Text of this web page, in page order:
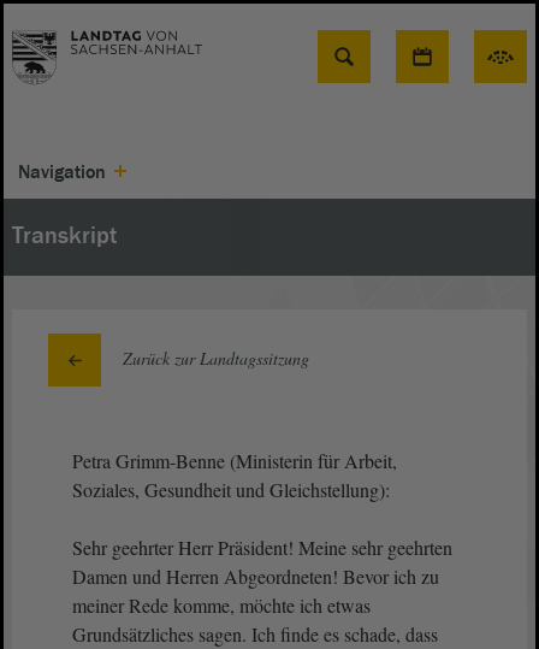
Suche
Navigation
Transkript
Zurück zur Landtagssitzung
Petra Grimm-Benne (Ministerin für Arbeit,
Soziales, Gesundheit und Gleichstellung):
Sehr geehrter Herr Präsident! Meine sehr geehrten
Damen und Herren Abgeordneten! Bevor ich zu
meiner Rede komme, möchte ich etwas
Grundsätzliches sagen. Ich finde es schade, dass